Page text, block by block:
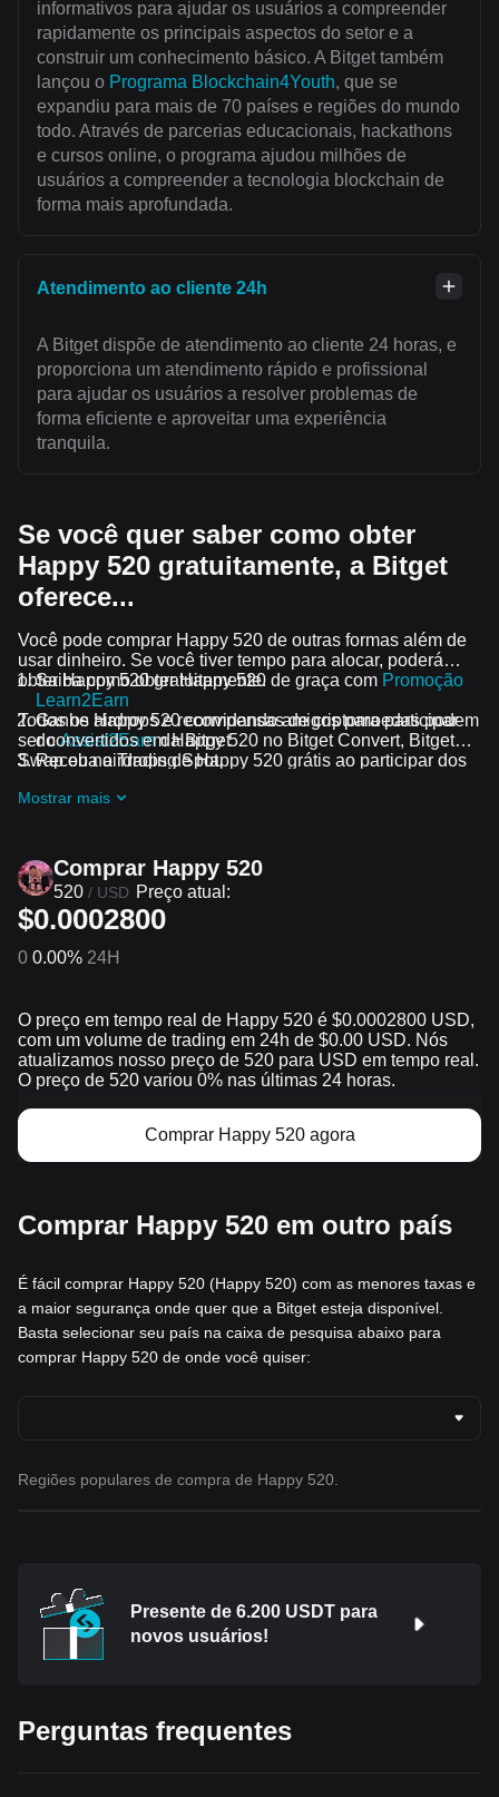
informativos para ajudar os usuários a compreender
rapidamente os principais aspectos do setor e a
construir um conhecimento básico. A Bitget também
lançou o Programa Blockchain4Youth, que se
expandiu para mais de 70 países e regiões do mundo
todo. Através de parcerias educacionais, hackathons
e cursos online, o programa ajudou milhões de
usuários a compreender a tecnologia blockchain de
forma mais aprofundada.
Atendimento ao cliente 24h
A Bitget dispõe de atendimento ao cliente 24 horas, e
proporciona um atendimento rápido e profissional
para ajudar os usuários a resolver problemas de
forma eficiente e aproveitar uma experiência
tranquila.
Se você quer saber como obter
Happy 520 gratuitamente, a Bitget
oferece...
Você pode comprar Happy 520 de outras formas além de
usar dinheiro. Se você tiver tempo para alocar, poderá
obter Happy 520 gratuitamente.
Saiba como obter Happy 520 de graça com Promoção
Learn2Earn
Ganhe Happy 520 convidando amigos para participar
doAssist2Earnda Bitget
Receba airdrops de Happy 520 grátis ao participar dos
Todos os airdrops e recompensas de criptomoedas podem
ser convertidos em Happy 520 no Bitget Convert, Bitget
Swap ou no Trading Spot.
Mostrar mais
Comprar Happy 520
520 / USD Preço atual:
$0.0002800
0 0.00% 24H
O preço em tempo real de Happy 520 é $0.0002800 USD,
com um volume de trading em 24h de $0.00 USD. Nós
atualizamos nosso preço de 520 para USD em tempo real.
O preço de 520 variou 0% nas últimas 24 horas.
Comprar Happy 520 agora
Comprar Happy 520 em outro país
É fácil comprar Happy 520 (Happy 520) com as menores taxas e
a maior segurança onde quer que a Bitget esteja disponível.
Basta selecionar seu país na caixa de pesquisa abaixo para
comprar Happy 520 de onde você quiser:
Regiões populares de compra de Happy 520.
Presente de 6.200 USDT para
novos usuários!
Perguntas frequentes